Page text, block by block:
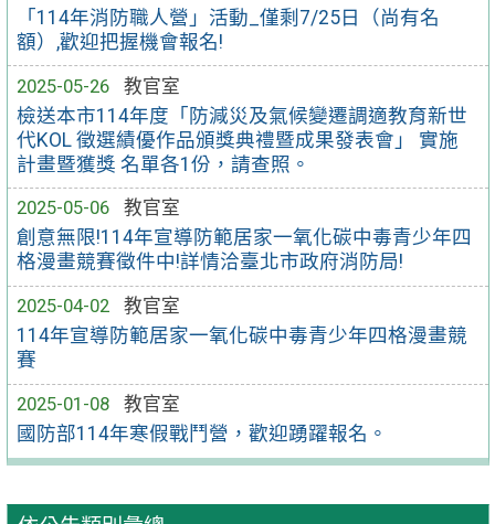
「114年消防職人營」活動_僅剩7/25日（尚有名
額）,歡迎把握機會報名!
2025-05-26
教官室
檢送本市114年度「防減災及氣候變遷調適教育新世
代KOL 徵選績優作品頒獎典禮暨成果發表會」 實施
計畫暨獲獎 名單各1份，請查照。
2025-05-06
教官室
創意無限!114年宣導防範居家一氧化碳中毒青少年四
格漫畫競賽徵件中!詳情洽臺北市政府消防局!
2025-04-02
教官室
114年宣導防範居家一氧化碳中毒青少年四格漫畫競
賽
2025-01-08
教官室
國防部114年寒假戰鬥營，歡迎踴躍報名。